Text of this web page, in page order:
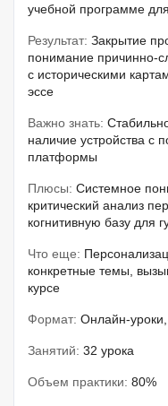
учебной программе
Результат: Закрытие
понимание причинно-
с историческими
эссе
Важно знать:
наличие устройства с
платформы
Плюсы: Системное
критический анализ
когнитивную базу для
Что еще:
конкретные темы,
курсе
Формат: Онлайн-
Занятий: 32 урока
Объем практики: 80%